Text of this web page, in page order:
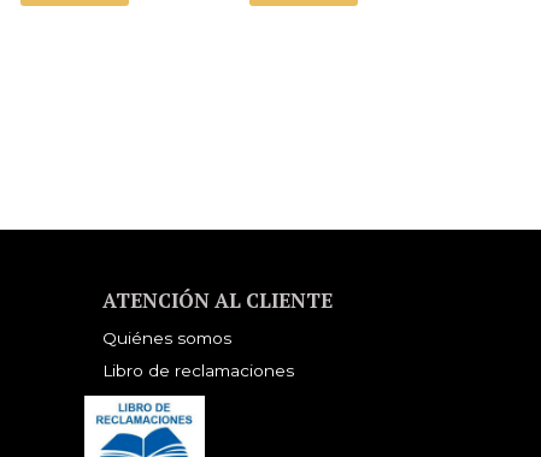
ATENCIÓN AL CLIENTE
Quiénes somos
Libro de reclamaciones